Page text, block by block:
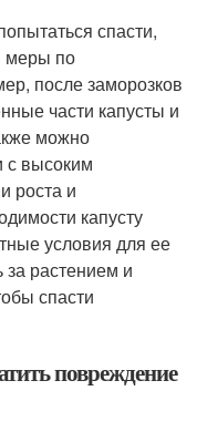
спасти,
меры по
после заморозков
части капусты и
можно
с высоким
роста и
капусту
условия для ее
растением и
спасти
повреждение